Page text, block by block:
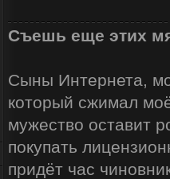
Съешь еще этих
Сыны Интернета,
который сжимал
мужество оставит
покупать
придёт час